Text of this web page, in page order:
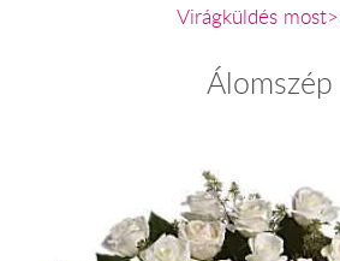
Virágküldés
Álomszép